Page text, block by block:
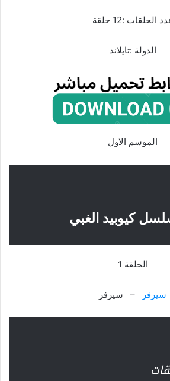
الحلقات :12 حلقة
الدولة :تايلاند
الموسم الاول
كيوبيد الغبي
الحلقة 1
سيرفر – سيرفر